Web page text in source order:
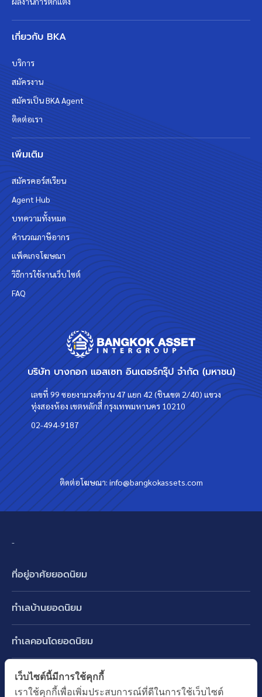
บริษัท บางกอก แอสเซท อินเตอร์กรุ๊ป จำกัด (มหาชน)
เลขที่ 99 ซอยงามวงศ์วาน 47 แยก 42 (ชินเขต 2/40) แขวง
ทุ่งสองห้อง เขตหลักสี่ กรุงเทพมหานคร 10210
02-494-9187
ติดต่อโฆษณา:info@bangkokassets.com
เกี่ยวกับ BKA
บริการ
สมัครงาน
สมัครเป็น BKA Agent
ติดต่อเรา
เพิ่มเติม
สมัครคอร์สเรียน
Agent Hub
บทความทั้งหมด
คำนวณภาษีอากร
แพ็คเกจโฆษณา
วิธีการใช้งานเว็บไซต์
FAQ
-
ที่อยู่อาศัยยอดนิยม
ทาวน์เฮ้าส์ ทาวน์โฮม
คอนโดมิเนียม
อาคารพาณิชย์ ตึกแถว
ทำเลบ้านยอดนิยม
บางนา รามคำแหง 2
ปทุมธานี รังสิต ลำลูกกา
ทำเลคอนโดยอดนิยม
พระราม 9
ทำเล BTS ยอดนิยม
เว็บไซต์นี้มีการใช้คุกกี้
เราใช้คุกกี้เพื่อเพิ่มประสบการณ์ที่ดีในการใช้เว็บไซต์